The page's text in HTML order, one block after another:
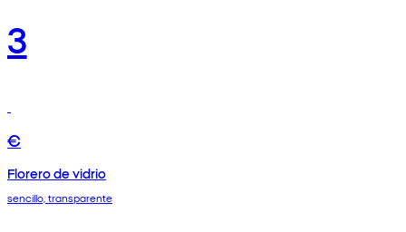
3
€
Florero de vidrio
sencillo, transparente